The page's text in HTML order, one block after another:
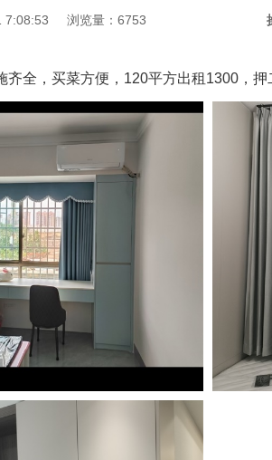
7:08:53 浏览量：6753
齐全，买菜方便，120平方出租1300，